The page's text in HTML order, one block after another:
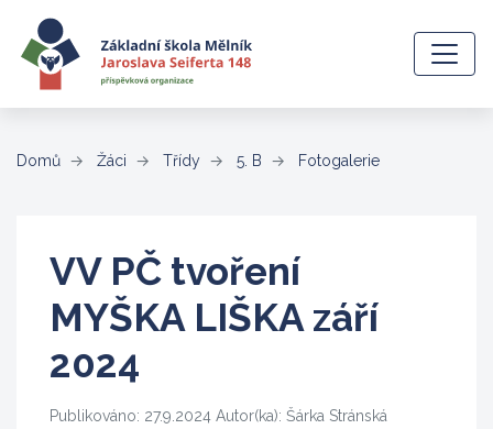
Domů Žáci Třídy 5. B Fotogalerie(aktuální)
VV PČ tvoření
MYŠKA LIŠKA září
2024
Publikováno: 27.9.2024 Autor(ka): Šárka Stránská